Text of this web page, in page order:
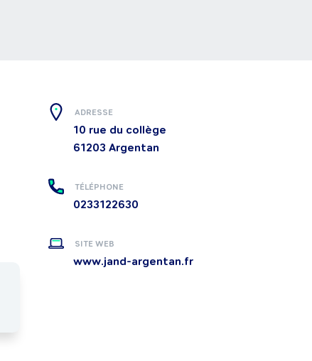
ADRESSE
10 rue du collège
61203 Argentan
TÉLÉPHONE
0233122630
SITE WEB
www.jand-argentan.fr